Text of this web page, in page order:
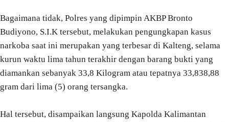
Bagaimana tidak, Polres yang dipimpin AKBP Bronto
Budiyono, S.I.K tersebut, melakukan pengungkapan kasus
narkoba saat ini merupakan yang terbesar di Kalteng, selama
kurun waktu lima tahun terakhir dengan barang bukti yang
diamankan sebanyak 33,8 Kilogram atau tepatnya 33,838,88
gram dari lima (5) orang tersangka.
Hal tersebut, disampaikan langsung Kapolda Kalimantan